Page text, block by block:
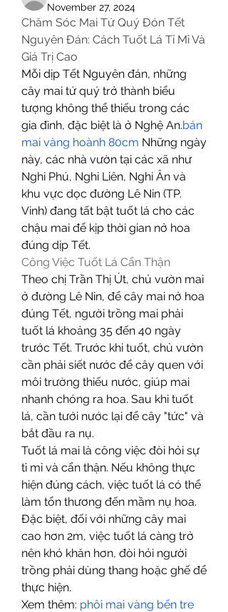
November 27, 2024
Chăm Sóc Mai Tứ Quý Đón Tết
Nguyên Đán: Cách Tuốt Lá Tỉ Mỉ Và
Giá Trị Cao
Mỗi dịp Tết Nguyên đán, những
cây mai tứ quý trở thành biểu
tượng không thể thiếu trong các
gia đình, đặc biệt là ở Nghệ An.bán
mai vàng hoành 80cm Những ngày
này, các nhà vườn tại các xã như
Nghi Phú, Nghi Liên, Nghi Ân và
khu vực dọc đường Lê Nin (TP.
Vinh) đang tất bật tuốt lá cho các
chậu mai để kịp thời gian nở hoa
đúng dịp Tết.
Công Việc Tuốt Lá Cẩn Thận
Theo chị Trần Thị Út, chủ vườn mai
ở đường Lê Nin, để cây mai nở hoa
đúng Tết, người trồng mai phải
tuốt lá khoảng 35 đến 40 ngày
trước Tết. Trước khi tuốt, chủ vườn
cần phải siết nước để cây quen với
môi trường thiếu nước, giúp mai
nhanh chóng ra hoa. Sau khi tuốt
lá, cần tưới nước lại để cây "tức" và
bắt đầu ra nụ.
Tuốt lá mai là công việc đòi hỏi sự
tỉ mỉ và cẩn thận. Nếu không thực
hiện đúng cách, việc tuốt lá có thể
làm tổn thương đến mầm nụ hoa.
Đặc biệt, đối với những cây mai
cao hơn 2m, việc tuốt lá càng trở
nên khó khăn hơn, đòi hỏi người
trồng phải dùng thang hoặc ghế để
thực hiện.
Xem thêm: phôi mai vàng bến tre